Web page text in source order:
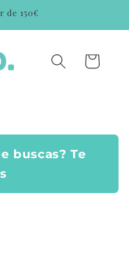
de 150€
Carrito
buscas? Te